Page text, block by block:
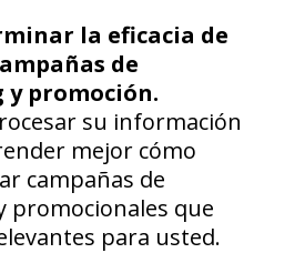
la eficacia de
de
promoción.
su información
mejor cómo
campañas de
promocionales que
para usted.